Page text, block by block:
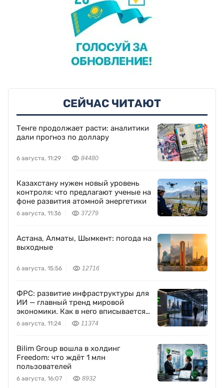
СЕЙЧАС ЧИТАЮТ
Тенге продолжает расти: аналитики
дали прогноз по доллару
6 августа, 11:29 84480
Казахстану нужен новый уровень
контроля: что предлагают ученые на
фоне развития атомной энергетики
6 августа, 11:36 37279
Астана, Алматы, Шымкент: погода на
выходные
6 августа, 15:56 12716
ФРС: развитие инфраструктуры для
ИИ — главный тренд мировой
экономики. Как в него вписывается
Freedom Holding Corp.
6 августа, 11:24 11374
Bilim Group вошла в холдинг
Freedom: что ждёт 1 млн
пользователей
6 августа, 16:07 8932